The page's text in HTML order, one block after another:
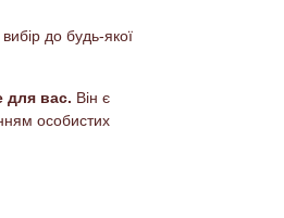
до будь-якої
для вас. Він є
особистих